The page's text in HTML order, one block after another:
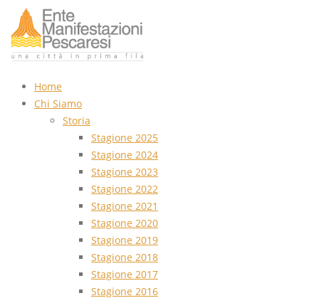
Home
Chi Siamo
Storia
Stagione 2025
Stagione 2024
Stagione 2023
Stagione 2022
Stagione 2021
Stagione 2020
Stagione 2019
Stagione 2018
Stagione 2017
Stagione 2016